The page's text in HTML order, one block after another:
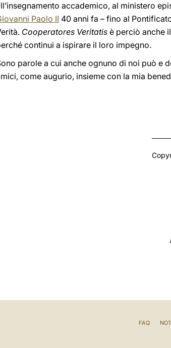
accademico, al ministero
Paolo II 40 anni fa – fino al
Cooperatores Veritatis è perciò anche
continui a ispirare il loro impegno.
parole a cui anche ognuno di noi può e
come augurio, insieme con la mia
FAQ